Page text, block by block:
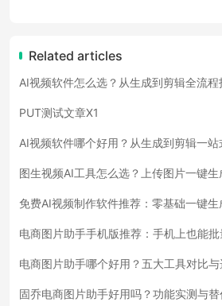
Related articles
AI视频软件怎么选？从生成到剪辑全流程
PUT测试文章X1
AI视频软件哪个好用？从生成到剪辑一站
图生视频AI工具怎么选？上传图片一键生
免费AI视频制作软件推荐：零基础一键生
电商图片助手手机版推荐：手机上也能
电商图片助手哪个好用？五大工具对比
固乔电商图片助手好用吗？功能实测与